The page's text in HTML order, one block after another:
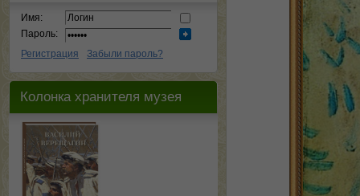
Имя:
Пароль:
Регистрация
Забыли пароль?
Колонка хранителя музея